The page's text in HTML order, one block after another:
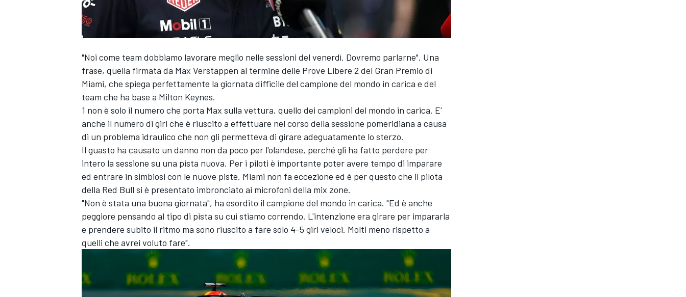
MONOPOSTO
"Noi come team dobbiamo lavorare meglio nelle sessioni del venerdì. Dovremo parlarne". Una
frase, quella firmata da Max Verstappen al termine delle Prove Libere 2 del Gran Premio di
Miami, che spiega perfettamente la giornata difficile del campione del mondo in carica e del
team che ha base a Milton Keynes.
1 non è solo il numero che porta Max sulla vettura, quello dei campioni del mondo in carica. E'
anche il numero di giri che è riuscito a effettuare nel corso della sessione pomeridiana a causa
di un problema idraulico che non gli permetteva di girare adeguatamente lo sterzo.
Il guasto ha causato un danno non da poco per l'olandese, perché gli ha fatto perdere per
intero la sessione su una pista nuova. Per i piloti è importante poter avere tempo di imparare
ed entrare in simbiosi con le nuove piste. Miami non fa eccezione ed è per questo che il pilota
della Red Bull si è presentato imbronciato ai microfoni della mix zone.
"Non è stata una buona giornata", ha esordito il campione del mondo in carica. "Ed è anche
peggiore pensando al tipo di pista su cui stiamo correndo. L'intenzione era girare per impararla
e prendere subito il ritmo ma sono riuscito a fare solo 4-5 giri veloci. Molti meno rispetto a
quelli che avrei voluto fare".